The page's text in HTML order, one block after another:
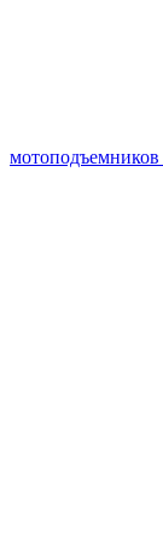
мотоподъемников